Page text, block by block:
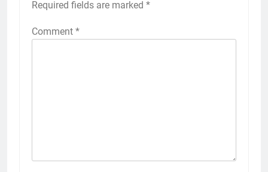
Required fields are marked *
Comment *